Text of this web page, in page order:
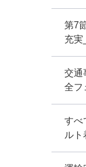
第7
充実
交通
全フ
すべ
ルト